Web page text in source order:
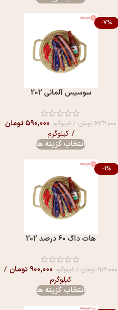
-7%
سوسیس آلمانی 202
۶۳۲,۰۰۰تومان/ کیلوگرم ۵۹۰,۰۰۰ تومان
/ کیلوگرم
انتخاب گزینه ها
-1%
هات داگ 60 درصد 202
۹۱۲,۰۰۰تومان/ کیلوگرم ۹۰۰,۰۰۰ تومان /
کیلوگرم
انتخاب گزینه ها